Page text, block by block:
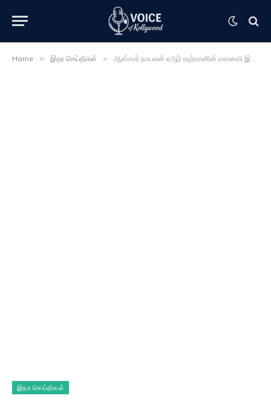
Home » இதர செய்திகள் » ஆஸ்கார் நாயகன் ஏஆர் ரஹ்மானின் மனைவி இந்த பிரபலமா …. முதன் முதலாக வெளிவந்த அவரது புகைப்படம் ….. வியந்துபோன ரசிகர்கள் ….
இதர செய்திகள்